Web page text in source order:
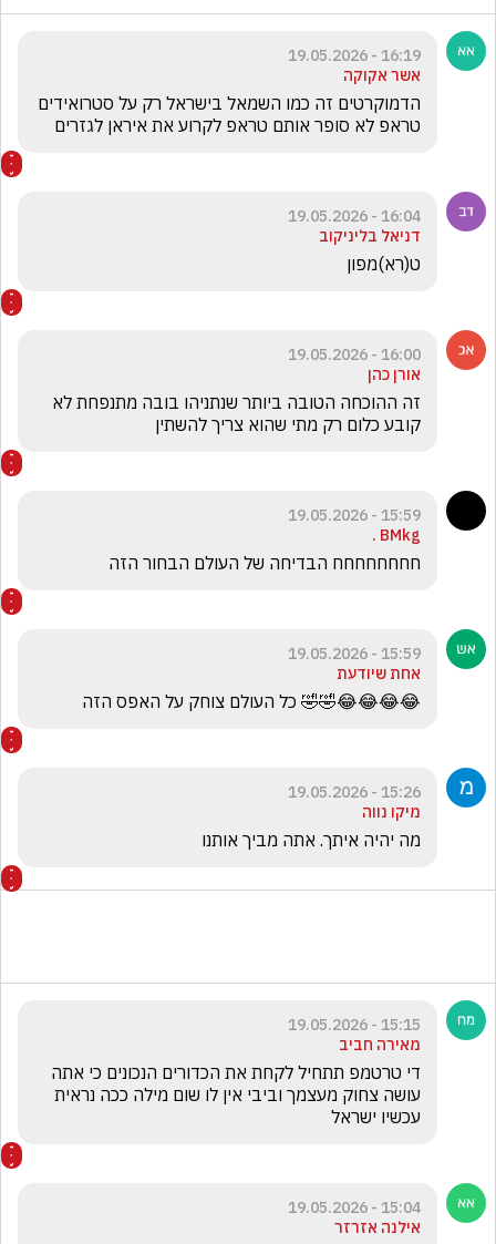
16:19 - 19.05.2026
אשר אקוקה
טראפ לא סופר אותם טראפ לקרוע את איראן לגזרים
16:04 - 19.05.2026
דניאל בליניקוב
ט(רא)מפון
16:00 - 19.05.2026
אורן כהן
קובע כלום רק מתי שהוא צריך להשתין
15:59 - 19.05.2026
BMkg .
חחחחחחחח הבדיחה של העולם הבחור הזה
15:59 - 19.05.2026
אחת שיודעת
😂😂😂😂🤣🤣 כל העולם צוחק על האפס הזה
15:26 - 19.05.2026
מיקו נווה
מה יהיה איתך. אתה מביך אותנו
15:15 - 19.05.2026
מאירה חביב
עכשיו ישראל
15:04 - 19.05.2026
אילנה אזרזר